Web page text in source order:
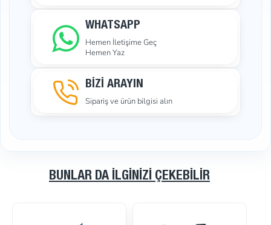
WHATSAPP
Hemen İletişime Geç
Hemen Yaz
BİZİ ARAYIN
Sipariş ve ürün bilgisi alın
BUNLAR DA İLGINIZI ÇEKEBILIR